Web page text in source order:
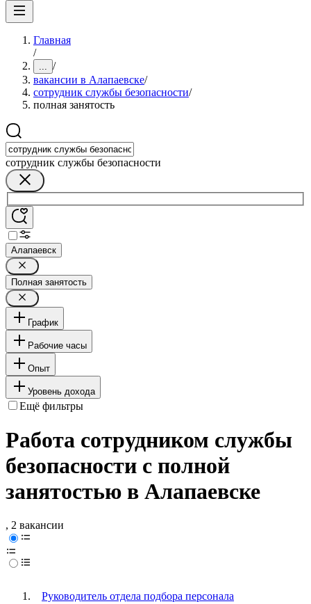
Главная
/
... /
вакансии в Алапаевске/
сотрудник службы безопасности/
полная занятость
сотрудник службы безопасности
Алапаевск
Полная занятость
График
Рабочие часы
Опыт
Уровень дохода
Ещё фильтры
Работа сотрудником службы
безопасности с полной
занятостью в Алапаевске
, 2 вакансии
Руководитель отдела подбора персонала